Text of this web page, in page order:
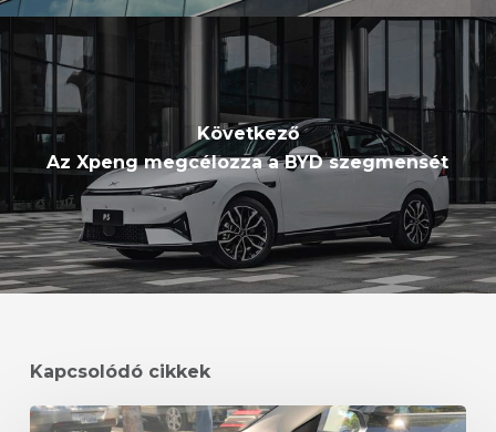
Következő
Az Xpeng megcélozza a BYD szegmensét
Kapcsolódó cikkek
Érkezik